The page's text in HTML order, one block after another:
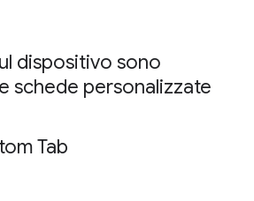
dispositivo sono
schede personalizzate
Tab